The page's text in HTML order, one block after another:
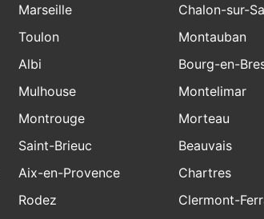
Marseille
Toulon
Albi
Mulhouse
Montrouge
Saint-Brieuc
Aix-en-Provence
Rodez
Chalon-sur-
Montauban
Bourg-en-
Montelimar
Morteau
Beauvais
Chartres
Clermont-